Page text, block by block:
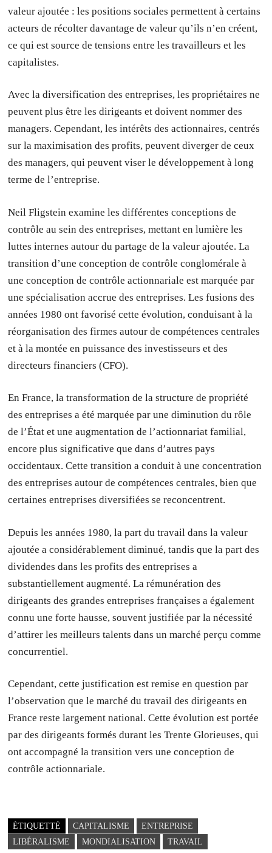
valeur ajoutée : les positions sociales permettent à certains
acteurs de récolter davantage de valeur qu’ils n’en créent,
ce qui est source de tensions entre les travailleurs et les
capitalistes.
Avec la diversification des entreprises, les propriétaires ne
peuvent plus être les dirigeants et doivent nommer des
managers. Cependant, les intérêts des actionnaires, centrés
sur la maximisation des profits, peuvent diverger de ceux
des managers, qui peuvent viser le développement à long
terme de l’entreprise.
Neil Fligstein examine les différentes conceptions de
contrôle au sein des entreprises, mettant en lumière les
luttes internes autour du partage de la valeur ajoutée. La
transition d’une conception de contrôle conglomérale à
une conception de contrôle actionnariale est marquée par
une spécialisation accrue des entreprises. Les fusions des
années 1980 ont favorisé cette évolution, conduisant à la
réorganisation des firmes autour de compétences centrales
et à la montée en puissance des investisseurs et des
directeurs financiers (CFO).
En France, la transformation de la structure de propriété
des entreprises a été marquée par une diminution du rôle
de l’État et une augmentation de l’actionnariat familial,
encore plus significative que dans d’autres pays
occidentaux. Cette transition a conduit à une concentration
des entreprises autour de compétences centrales, bien que
certaines entreprises diversifiées se reconcentrent.
Depuis les années 1980, la part du travail dans la valeur
ajoutée a considérablement diminué, tandis que la part des
dividendes dans les profits des entreprises a
substantiellement augmenté. La rémunération des
dirigeants des grandes entreprises françaises a également
connu une forte hausse, souvent justifiée par la nécessité
d’attirer les meilleurs talents dans un marché perçu comme
concurrentiel.
Cependant, cette justification est remise en question par
l’observation que le marché du travail des dirigeants en
France reste largement national. Cette évolution est portée
par des dirigeants formés durant les Trente Glorieuses, qui
ont accompagné la transition vers une conception de
contrôle actionnariale.
ÉTIQUETTÉ CAPITALISME
ENTREPRISE
LIBÉRALISME
MONDIALISATION TRAVAIL